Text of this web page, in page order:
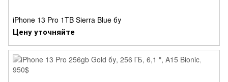
iPhone 13 Pro 1TB Sierra Blue бу
Цену уточняйте